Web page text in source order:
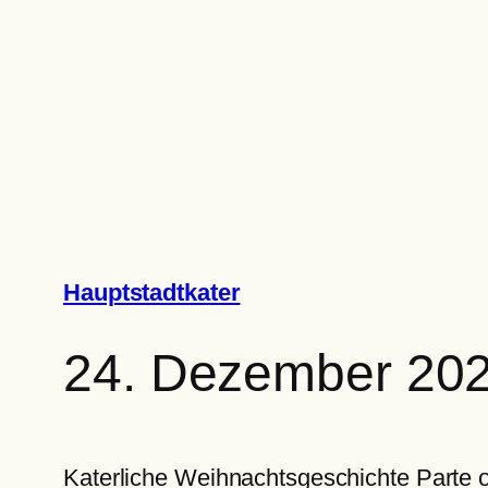
Hauptstadtkater
24. Dezember
Katerliche Weihnachtsgeschichte Parte